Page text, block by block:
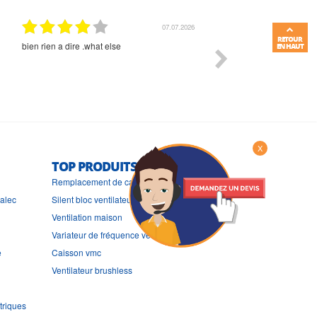
01.07.2026
Commande et délais parfait Très bon suivi et très
TOP PRODUITS
Remplacement de cache ventilateur
Silent bloc ventilateur
Ventilation maison
Variateur de fréquence ventilateur
Caisson vmc
Ventilateur brushless
X
RETOUR
EN HAUT